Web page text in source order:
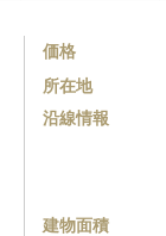
価格
所在地
沿線情報
建物面積